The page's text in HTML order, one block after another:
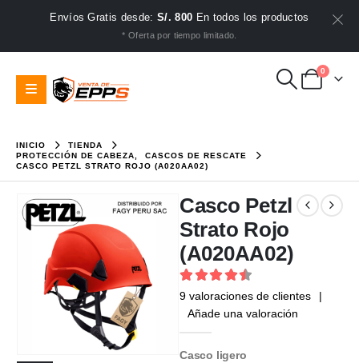
Envíos Gratis desde:S/. 800 En todos los productos
* Oferta por tiempo limitado.
0
INICIO
TIENDA
PROTECCIÓN DE CABEZA
CASCOS DE RESCATE
CASCO PETZL STRATO ROJO (A020AA02)
Casco Petzl
Strato Rojo
(A020AA02)
4.56out of 5
9 valoraciones de clientes
|
Añade una valoración
Casco ligero